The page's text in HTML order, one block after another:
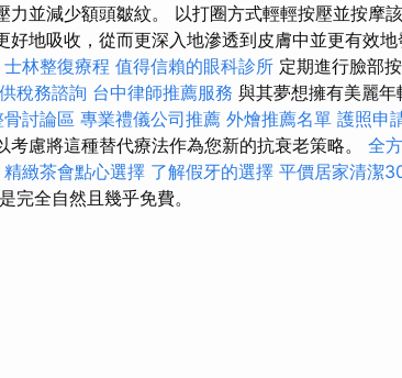
力並減少額頭皺紋。 以打圈方式輕輕按壓並按摩
好地吸收，從而更深入地滲透到皮膚中並更有效地
士林整復療程 值得信賴的眼科診所 定期進行臉部
稅務諮詢 台中律師推薦服務 與其夢想擁有美麗
討論區 專業禮儀公司推薦 外燴推薦名單 護照申
考慮將這種替代療法作為您新的抗衰老策略。 全
精緻茶會點心選擇 了解假牙的選擇 平價居家清潔
完全自然且幾乎免費。